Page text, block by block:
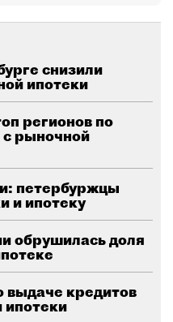
снизили
ипотеки
регионов по
рыночной
петербуржцы
и ипотеку
обрушилась доля
выдаче кредитов
ипотеки